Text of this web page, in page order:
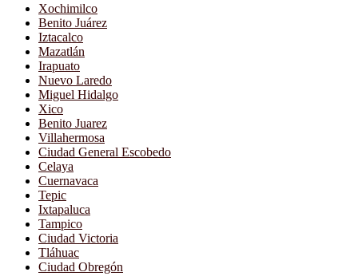
Xochimilco
Benito Juárez
Iztacalco
Mazatlán
Irapuato
Nuevo Laredo
Miguel Hidalgo
Xico
Benito Juarez
Villahermosa
Ciudad General Escobedo
Celaya
Cuernavaca
Tepic
Ixtapaluca
Tampico
Ciudad Victoria
Tláhuac
Ciudad Obregón